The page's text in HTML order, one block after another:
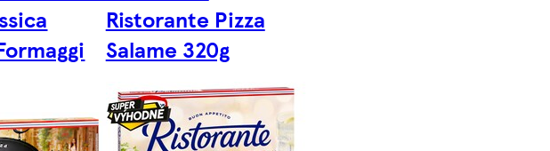
Ristorante Pizza
Salame 320g